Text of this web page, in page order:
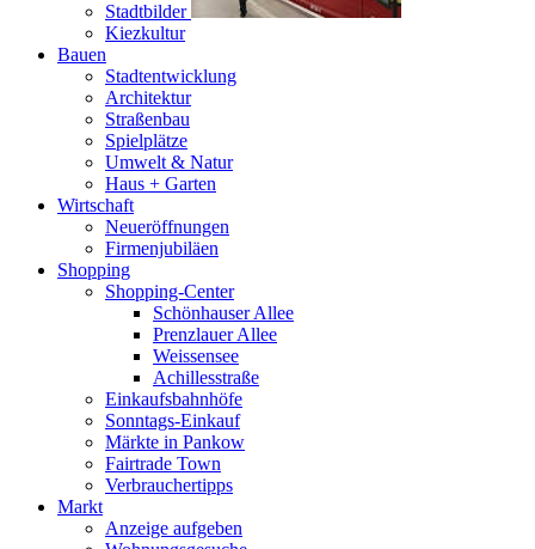
Stadtbilder
Kiezkultur
Bauen
Stadtentwicklung
Architektur
Straßenbau
Spielplätze
Umwelt & Natur
Haus + Garten
Wirtschaft
Neueröffnungen
Firmenjubiläen
Shopping
Shopping-Center
Schönhauser Allee
Prenzlauer Allee
Weissensee
Achillesstraße
Einkaufsbahnhöfe
Sonntags-Einkauf
Märkte in Pankow
Fairtrade Town
Verbrauchertipps
Markt
Anzeige aufgeben